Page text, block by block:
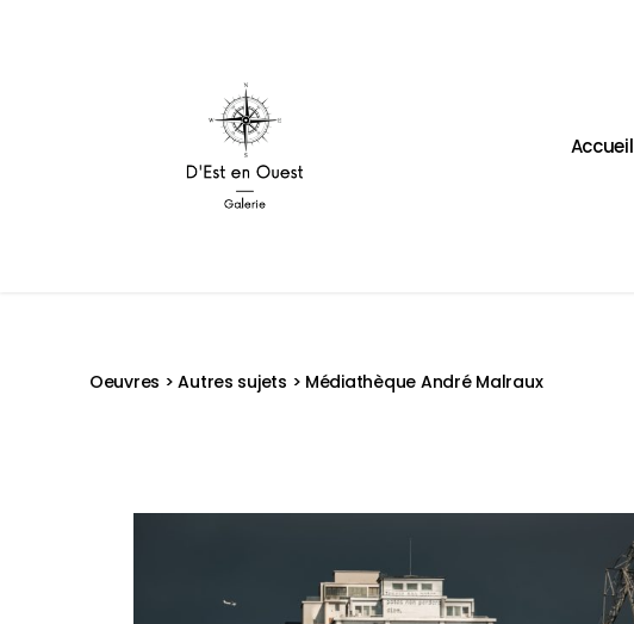
Accueil
Oeuvres >Autres sujets > Médiathèque André Malraux